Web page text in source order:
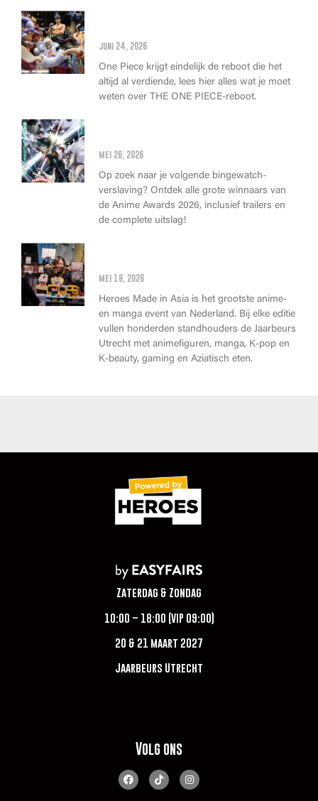
juni 24, 2026
One Piece krijgt eindelijk de reboot die het
altijd al verdiende, lees hier alles wat je moet
weten over THE ONE PIECE-reboot.
mei 26, 2026
Op zoek naar je volgende bingewatch-
verslaving? Ontdek alle grote winnaars van
de Anime Awards 2026, inclusief trailers en
de complete uitslag!
mei 18, 2026
Heroes Made in Asia is het grootste anime-
en manga event van Nederland. Bij elke editie
vullen honderden standhouders de Jaarbeurs
Utrecht met animefiguren, manga, K-pop en
K-beauty, gaming en Aziatisch eten.
Zaterdag & Zondag
10:00 – 18:00 (VIP 09:00)
20 & 21 maart 2027
Jaarbeurs Utrecht
Volg ons